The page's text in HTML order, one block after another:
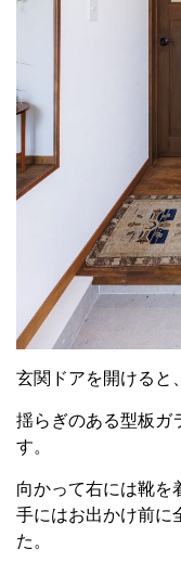
玄関ドアを開けると、
揺らぎのある型板ガ
す。
向かって右には靴を
手にはお出かけ前に
た。